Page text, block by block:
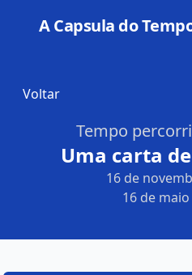
A Capsula do
Voltar
Tempo
Uma carta
16 de
16 de